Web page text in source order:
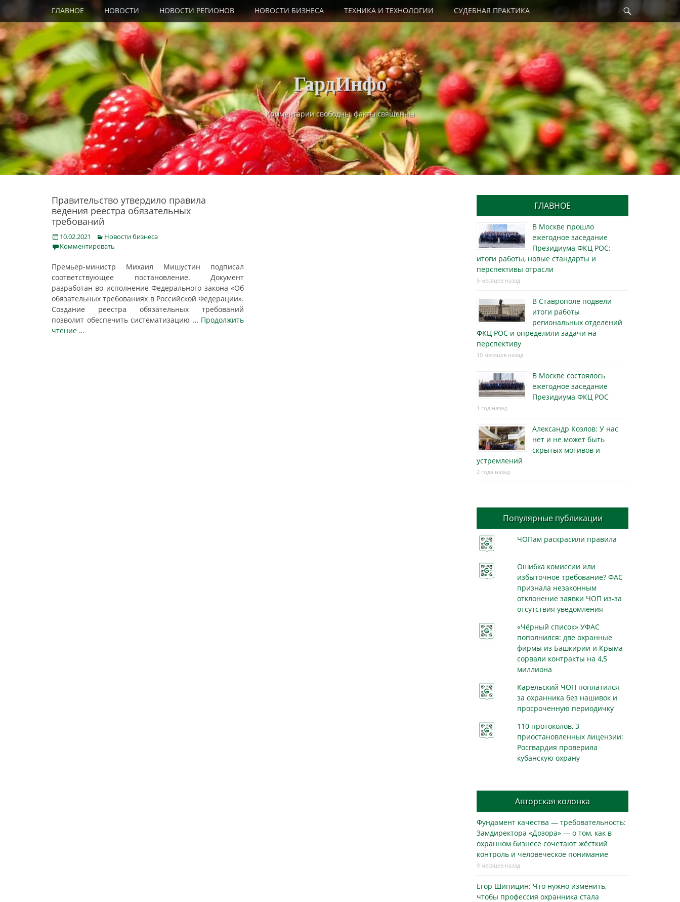
content
Primary Menu
ГЛАВНОЕ НОВОСТИ НОВОСТИ РЕГИОНОВ НОВОСТИ БИЗНЕСА ТЕХНИКА И ТЕХНОЛОГИИ СУДЕБНАЯ ПРАКТИКА
ГардИнфо
Комментарии свободны, факты священны
Правительство утвердило правила
ведения реестра обязательных
требований
Posted
on
10.02.2021 Categories
Новости бизнеса
Комментировать
Премьер-министр Михаил Мишустин подписал
соответствующее постановление. Документ
разработан во исполнение Федерального закона «Об
обязательных требованиях в Российской Федерации».
Создание реестра обязательных требований
позволит обеспечить систематизацию … Продолжить
чтение …
ГЛАВНОЕ
В Москве прошло
ежегодное заседание
Президиума ФКЦ РОС:
итоги работы, новые стандарты и
перспективы отрасли
5 месяцев назад
В Ставрополе подвели
итоги работы
региональных отделений
ФКЦ РОС и определили задачи на
перспективу
10 месяцев назад
В Москве состоялось
ежегодное заседание
Президиума ФКЦ РОС
1 год назад
Александр Козлов: У нас
нет и не может быть
скрытых мотивов и
устремлений
2 года назад
Популярные публикации
ЧОПам раскрасили правила
Ошибка комиссии или
избыточное требование? ФАС
признала незаконным
отклонение заявки ЧОП из-за
отсутствия уведомления
«Чёрный список» УФАС
пополнился: две охранные
фирмы из Башкирии и Крыма
сорвали контракты на 4,5
миллиона
Карельский ЧОП поплатился
за охранника без нашивок и
просроченную периодичку
110 протоколов, 3
приостановленных лицензии:
Росгвардия проверила
кубанскую охрану
Авторская колонка
Фундамент качества — требовательность:
Замдиректора «Дозора» — о том, как в
охранном бизнесe сочетают жёсткий
контроль и человеческое понимание
9 месяцев назад
Егор Шипицин: Что нужно изменить,
чтобы профессия охранника стала